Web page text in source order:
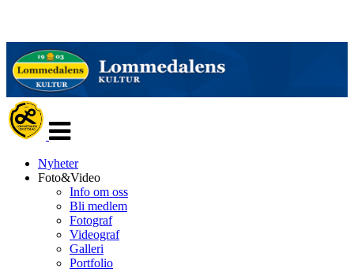
navigasjon
Nyheter
Foto&Video
Info om oss
Bli medlem
Fotograf
Videograf
Galleri
Portfolio